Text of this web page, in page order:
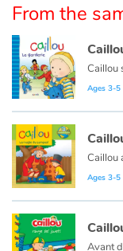
Daily life and
At school
Festivals and events
Love and friendship
Social issues
Emotions and
From the
Ce
Ages 3-5
Ce
Ages 3-5